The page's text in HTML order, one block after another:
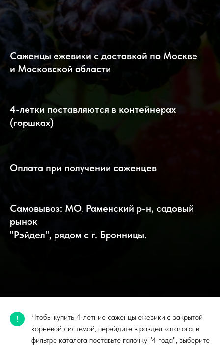
Саженцы ежевики с доставкой по Москве
и Московской области
4-летки поставляются в контейнерах
(горшках)
Оплата при получении саженцев
Самовывоз: МО, Раменский р-н, садовый
рынок
"Рэйдел", рядом с г. Бронницы.
!
Чтобы купить 4-летние саженцы ежевики с закрытой
корневой системой, перейдите в раздел каталога, в
фильтре каталога поставьте галочку "4 года", выберите